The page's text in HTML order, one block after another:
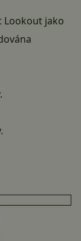
Lookout jako